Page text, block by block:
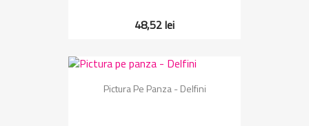
48,52 lei
Pictura Pe Panza - Delfini